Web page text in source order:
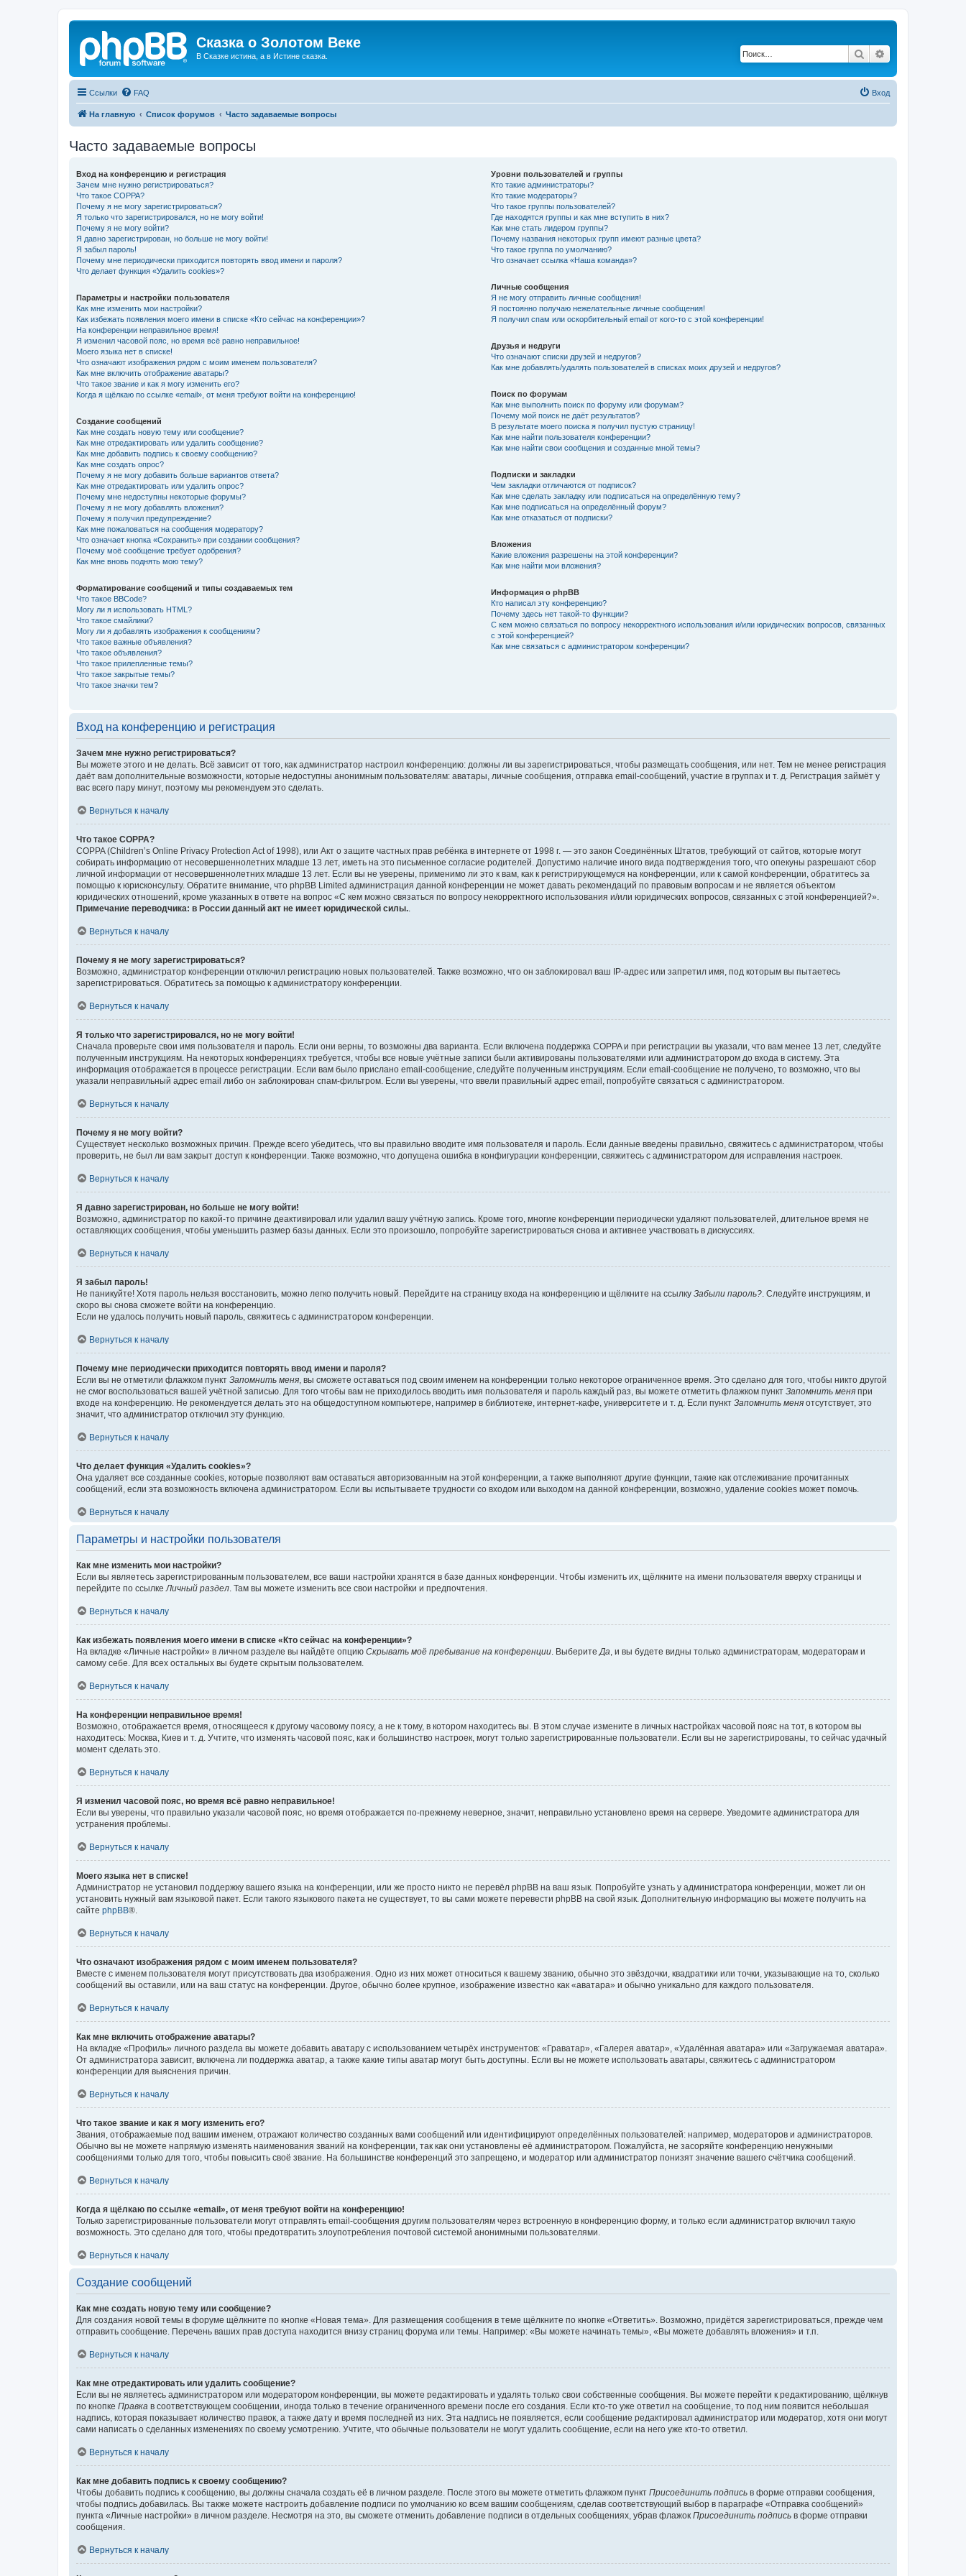
Сказка о Золотом Веке
В Сказке истина, а в Истине сказка. Поиск
Ссылки FAQ Вход
На главную Список форумов Часто задаваемые вопросы
Часто задаваемые вопросы
Вход на конференцию и регистрация
Зачем мне нужно регистрироваться?
Что такое COPPA?
Почему я не могу зарегистрироваться?
Я только что зарегистрировался, но не могу войти!
Почему я не могу войти?
Я давно зарегистрирован, но больше не могу войти!
Я забыл пароль!
Почему мне периодически приходится повторять ввод имени и пароля?
Что делает функция «Удалить cookies»?
Параметры и настройки пользователя
Как мне изменить мои настройки?
Как избежать появления моего имени в списке «Кто сейчас на конференции»?
На конференции неправильное время!
Я изменил часовой пояс, но время всё равно неправильное!
Моего языка нет в списке!
Что означают изображения рядом с моим именем пользователя?
Как мне включить отображение аватары?
Что такое звание и как я могу изменить его?
Когда я щёлкаю по ссылке «email», от меня требуют войти на конференцию!
Создание сообщений
Как мне создать новую тему или сообщение?
Как мне отредактировать или удалить сообщение?
Как мне добавить подпись к своему сообщению?
Как мне создать опрос?
Почему я не могу добавить больше вариантов ответа?
Как мне отредактировать или удалить опрос?
Почему мне недоступны некоторые форумы?
Почему я не могу добавлять вложения?
Почему я получил предупреждение?
Как мне пожаловаться на сообщения модератору?
Что означает кнопка «Сохранить» при создании сообщения?
Почему моё сообщение требует одобрения?
Как мне вновь поднять мою тему?
Форматирование сообщений и типы создаваемых тем
Что такое BBCode?
Могу ли я использовать HTML?
Что такое смайлики?
Могу ли я добавлять изображения к сообщениям?
Что такое важные объявления?
Что такое объявления?
Что такое прилепленные темы?
Что такое закрытые темы?
Что такое значки тем?
Уровни пользователей и группы
Кто такие администраторы?
Кто такие модераторы?
Что такое группы пользователей?
Где находятся группы и как мне вступить в них?
Как мне стать лидером группы?
Почему названия некоторых групп имеют разные цвета?
Что такое группа по умолчанию?
Что означает ссылка «Наша команда»?
Личные сообщения
Я не могу отправить личные сообщения!
Я постоянно получаю нежелательные личные сообщения!
Я получил спам или оскорбительный email от кого-то с этой конференции!
Друзья и недруги
Что означают списки друзей и недругов?
Как мне добавлять/удалять пользователей в списках моих друзей и недругов?
Поиск по форумам
Как мне выполнить поиск по форуму или форумам?
Почему мой поиск не даёт результатов?
В результате моего поиска я получил пустую страницу!
Как мне найти пользователя конференции?
Как мне найти свои сообщения и созданные мной темы?
Подписки и закладки
Чем закладки отличаются от подписок?
Как мне сделать закладку или подписаться на определённую тему?
Как мне подписаться на определённый форум?
Как мне отказаться от подписки?
Вложения
Какие вложения разрешены на этой конференции?
Как мне найти мои вложения?
Информация о phpBB
Кто написал эту конференцию?
Почему здесь нет такой-то функции?
С кем можно связаться по вопросу некорректного использования и/или юридических вопросов, связанных
с этой конференцией?
Как мне связаться с администратором конференции?
Вход на конференцию и регистрация
Зачем мне нужно регистрироваться?
Вы можете этого и не делать. Всё зависит от того, как администратор настроил конференцию: должны ли вы зарегистрироваться, чтобы размещать сообщения, или нет. Тем не менее регистрация
даёт вам дополнительные возможности, которые недоступны анонимным пользователям: аватары, личные сообщения, отправка email-сообщений, участие в группах и т. д. Регистрация займёт у
вас всего пару минут, поэтому мы рекомендуем это сделать.
Вернуться к началу
Что такое COPPA?
COPPA (Children’s Online Privacy Protection Act of 1998), или Акт о защите частных прав ребёнка в интернете от 1998 г. — это закон Соединённых Штатов, требующий от сайтов, которые могут
собирать информацию от несовершеннолетних младше 13 лет, иметь на это письменное согласие родителей. Допустимо наличие иного вида подтверждения того, что опекуны разрешают сбор
личной информации от несовершеннолетних младше 13 лет. Если вы не уверены, применимо ли это к вам, как к регистрирующемуся на конференции, или к самой конференции, обратитесь за
помощью к юрисконсульту. Обратите внимание, что phpBB Limited администрация данной конференции не может давать рекомендаций по правовым вопросам и не является объектом
юридических отношений, кроме указанных в ответе на вопрос «С кем можно связаться по вопросу некорректного использования и/или юридических вопросов, связанных с этой конференцией?».
Примечание переводчика: в России данный акт не имеет юридической силы.
Вернуться к началу
Почему я не могу зарегистрироваться?
Возможно, администратор конференции отключил регистрацию новых пользователей. Также возможно, что он заблокировал ваш IP-адрес или запретил имя, под которым вы пытаетесь
зарегистрироваться. Обратитесь за помощью к администратору конференции.
Вернуться к началу
Я только что зарегистрировался, но не могу войти!
Сначала проверьте свои имя пользователя и пароль. Если они верны, то возможны два варианта. Если включена поддержка COPPA и при регистрации вы указали, что вам менее 13 лет, следуйте
полученным инструкциям. На некоторых конференциях требуется, чтобы все новые учётные записи были активированы пользователями или администратором до входа в систему. Эта
информация отображается в процессе регистрации. Если вам было прислано email-сообщение, следуйте полученным инструкциям. Если email-сообщение не получено, то возможно, что вы
указали неправильный адрес email либо он заблокирован спам-фильтром. Если вы уверены, что ввели правильный адрес email, попробуйте связаться с администратором.
Вернуться к началу
Почему я не могу войти?
Существует несколько возможных причин. Прежде всего убедитесь, что вы правильно вводите имя пользователя и пароль. Если данные введены правильно, свяжитесь с администратором, чтобы
проверить, не был ли вам закрыт доступ к конференции. Также возможно, что допущена ошибка в конфигурации конференции, свяжитесь с администратором для исправления настроек.
Вернуться к началу
Я давно зарегистрирован, но больше не могу войти!
Возможно, администратор по какой-то причине деактивировал или удалил вашу учётную запись. Кроме того, многие конференции периодически удаляют пользователей, длительное время не
оставляющих сообщения, чтобы уменьшить размер базы данных. Если это произошло, попробуйте зарегистрироваться снова и активнее участвовать в дискуссиях.
Вернуться к началу
Я забыл пароль!
Не паникуйте! Хотя пароль нельзя восстановить, можно легко получить новый. Перейдите на страницу входа на конференцию и щёлкните на ссылку Забыли пароль? . Следуйте инструкциям, и
скоро вы снова сможете войти на конференцию.
Если не удалось получить новый пароль, свяжитесь с администратором конференции.
Вернуться к началу
Почему мне периодически приходится повторять ввод имени и пароля?
Если вы не отметили флажком пункт Запомнить меня , вы сможете оставаться под своим именем на конференции только некоторое ограниченное время. Это сделано для того, чтобы никто другой
не смог воспользоваться вашей учётной записью. Для того чтобы вам не приходилось вводить имя пользователя и пароль каждый раз, вы можете отметить флажком пункт Запомнить меня при
входе на конференцию. Не рекомендуется делать это на общедоступном компьютере, например в библиотеке, интернет-кафе, университете и т. д. Если пункт Запомнить меня отсутствует, это
значит, что администратор отключил эту функцию.
Вернуться к началу
Что делает функция «Удалить cookies»?
Она удаляет все созданные cookies, которые позволяют вам оставаться авторизованным на этой конференции, а также выполняют другие функции, такие как отслеживание прочитанных
сообщений, если эта возможность включена администратором. Если вы испытываете трудности со входом или выходом на данной конференции, возможно, удаление cookies может помочь.
Вернуться к началу
Параметры и настройки пользователя
Как мне изменить мои настройки?
Если вы являетесь зарегистрированным пользователем, все ваши настройки хранятся в базе данных конференции. Чтобы изменить их, щёлкните на имени пользователя вверху страницы и
перейдите по ссылке Личный раздел . Там вы можете изменить все свои настройки и предпочтения.
Вернуться к началу
Как избежать появления моего имени в списке «Кто сейчас на конференции»?
На вкладке «Личные настройки» в личном разделе вы найдёте опцию Скрывать моё пребывание на конференции . Выберите Да , и вы будете видны только администраторам, модераторам и
самому себе. Для всех остальных вы будете скрытым пользователем.
Вернуться к началу
На конференции неправильное время!
Возможно, отображается время, относящееся к другому часовому поясу, а не к тому, в котором находитесь вы. В этом случае измените в личных настройках часовой пояс на тот, в котором вы
находитесь: Москва, Киев и т. д. Учтите, что изменять часовой пояс, как и большинство настроек, могут только зарегистрированные пользователи. Если вы не зарегистрированы, то сейчас удачный
момент сделать это.
Вернуться к началу
Я изменил часовой пояс, но время всё равно неправильное!
Если вы уверены, что правильно указали часовой пояс, но время отображается по-прежнему неверное, значит, неправильно установлено время на сервере. Уведомите администратора для
устранения проблемы.
Вернуться к началу
Моего языка нет в списке!
Администратор не установил поддержку вашего языка на конференции, или же просто никто не перевёл phpBB на ваш язык. Попробуйте узнать у администратора конференции, может ли он
установить нужный вам языковой пакет. Если такого языкового пакета не существует, то вы сами можете перевести phpBB на свой язык. Дополнительную информацию вы можете получить на
сайте phpBB®.
Вернуться к началу
Что означают изображения рядом с моим именем пользователя?
Вместе с именем пользователя могут присутствовать два изображения. Одно из них может относиться к вашему званию, обычно это звёздочки, квадратики или точки, указывающие на то, сколько
сообщений вы оставили, или на ваш статус на конференции. Другое, обычно более крупное, изображение известно как «аватара» и обычно уникально для каждого пользователя.
Вернуться к началу
Как мне включить отображение аватары?
На вкладке «Профиль» личного раздела вы можете добавить аватару с использованием четырёх инструментов: «Граватар», «Галерея аватар», «Удалённая аватара» или «Загружаемая аватара».
От администратора зависит, включена ли поддержка аватар, а также какие типы аватар могут быть доступны. Если вы не можете использовать аватары, свяжитесь с администратором
конференции для выяснения причин.
Вернуться к началу
Что такое звание и как я могу изменить его?
Звания, отображаемые под вашим именем, отражают количество созданных вами сообщений или идентифицируют определённых пользователей: например, модераторов и администраторов.
Обычно вы не можете напрямую изменять наименования званий на конференции, так как они установлены её администратором. Пожалуйста, не засоряйте конференцию ненужными
сообщениями только для того, чтобы повысить своё звание. На большинстве конференций это запрещено, и модератор или администратор понизят значение вашего счётчика сообщений.
Вернуться к началу
Когда я щёлкаю по ссылке «email», от меня требуют войти на конференцию!
Только зарегистрированные пользователи могут отправлять email-сообщения другим пользователям через встроенную в конференцию форму, и только если администратор включил такую
возможность. Это сделано для того, чтобы предотвратить злоупотребления почтовой системой анонимными пользователями.
Вернуться к началу
Создание сообщений
Как мне создать новую тему или сообщение?
Для создания новой темы в форуме щёлкните по кнопке «Новая тема». Для размещения сообщения в теме щёлкните по кнопке «Ответить». Возможно, придётся зарегистрироваться, прежде чем
отправить сообщение. Перечень ваших прав доступа находится внизу страниц форума или темы. Например: «Вы можете начинать темы», «Вы можете добавлять вложения» и т.п.
Вернуться к началу
Как мне отредактировать или удалить сообщение?
Если вы не являетесь администратором или модератором конференции, вы можете редактировать и удалять только свои собственные сообщения. Вы можете перейти к редактированию, щёлкнув
по кнопке Правка в соответствующем сообщении, иногда только в течение ограниченного времени после его создания. Если кто-то уже ответил на сообщение, то под ним появится небольшая
надпись, которая показывает количество правок, а также дату и время последней из них. Эта надпись не появляется, если сообщение редактировал администратор или модератор, хотя они могут
сами написать о сделанных изменениях по своему усмотрению. Учтите, что обычные пользователи не могут удалить сообщение, если на него уже кто-то ответил.
Вернуться к началу
Как мне добавить подпись к своему сообщению?
Чтобы добавить подпись к сообщению, вы должны сначала создать её в личном разделе. После этого вы можете отметить флажком пункт Присоединить подпись в форме отправки сообщения,
чтобы подпись добавилась. Вы также можете настроить добавление подписи по умолчанию ко всем вашим сообщениям, сделав соответствующий выбор в параграфе «Отправка сообщений»
пункта «Личные настройки» в личном разделе. Несмотря на это, вы сможете отменить добавление подписи в отдельных сообщениях, убрав флажок Присоединить подпись в форме отправки
сообщения.
Вернуться к началу